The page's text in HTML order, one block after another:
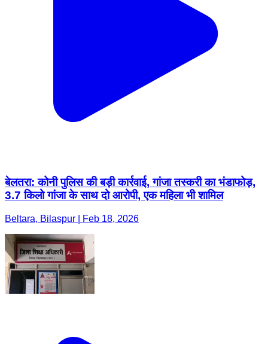
बेलतरा: कोनी पुलिस की बड़ी कार्रवाई, गांजा तस्करी का भंडाफोड़,
3.7 किलो गांजा के साथ दो आरोपी, एक महिला भी शामिल
Beltara, Bilaspur | Feb 18, 2026